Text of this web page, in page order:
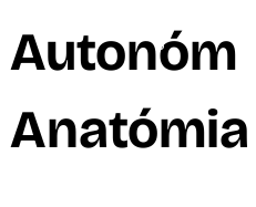
Autonóm
Anatómia